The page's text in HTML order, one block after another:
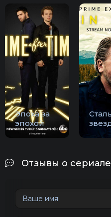
Эпоха за
эпохой
Отзывы о